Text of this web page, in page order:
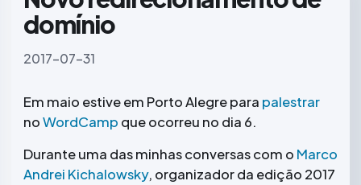
domínio
2017-07-31
Em maio estive em Porto Alegre para palestrar
noWordCamp que ocorreu no dia 6.
Durante uma das minhas conversas com o Marco
Andrei Kichalowsky, organizador da edição 2017